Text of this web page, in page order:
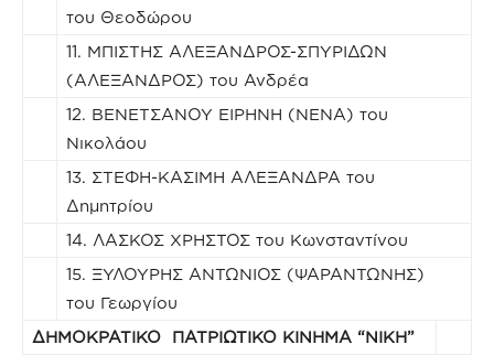
του Θεοδώρου
11. ΜΠΙΣΤΗΣ ΑΛΕΞΑΝΔΡΟΣ-ΣΠΥΡΙΔΩΝ
(ΑΛΕΞΑΝΔΡΟΣ) του Ανδρέα
12. ΒΕΝΕΤΣΑΝΟΥ ΕΙΡΗΝΗ (ΝΕΝΑ) του
Νικολάου
13. ΣΤΕΦΗ-ΚΑΣΙΜΗ ΑΛΕΞΑΝΔΡΑ του
Δημητρίου
14. ΛΑΣΚΟΣ ΧΡΗΣΤΟΣ του Κωνσταντίνου
15. ΞΥΛΟΥΡΗΣ ΑΝΤΩΝΙΟΣ (ΨΑΡΑΝΤΩΝΗΣ)
του Γεωργίου
ΔΗΜΟΚΡΑΤΙΚΟ ΠΑΤΡΙΩΤΙΚΟ ΚΙΝΗΜΑ “ΝΙΚΗ”